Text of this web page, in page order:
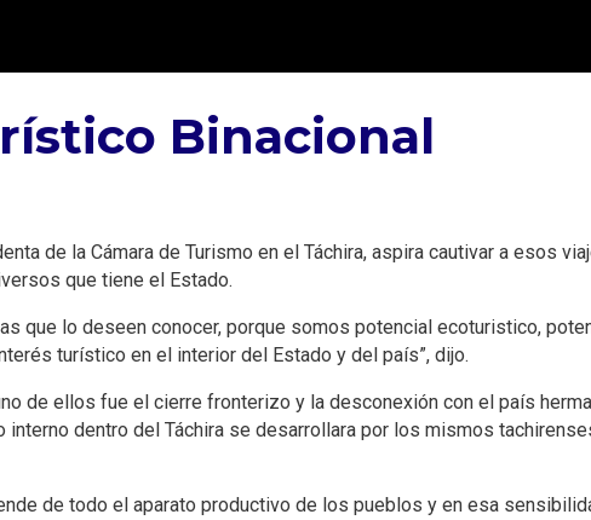
Binacional
de la Cámara de Turismo en el Táchira, aspira cautivar a esos
que tiene el Estado.
que lo deseen conocer, porque somos potencial ecoturistico,
turístico en el interior del Estado y del país”, dijo.
de ellos fue el cierre fronterizo y la desconexión con el país
dentro del Táchira se desarrollara por los mismos
de todo el aparato productivo de los pueblos y en esa